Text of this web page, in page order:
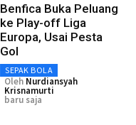
Benfica Buka Peluang
ke Play-off Liga
Europa, Usai Pesta
Gol
SEPAK BOLA
Oleh Nurdiansyah
Krisnamurti
baru saja